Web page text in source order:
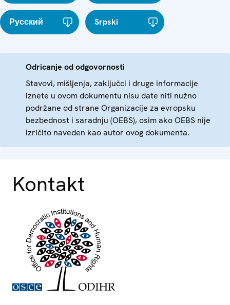
Русский Srpski
Odricanje od odgovornosti
Stavovi, mišljenja, zaključci i druge informacije
iznete u ovom dokumentu nisu date niti nužno
podržane od strane Organizacije za evropsku
bezbednost i saradnju (OEBS), osim ako OEBS nije
izričito naveden kao autor ovog dokumenta.
Kontakt